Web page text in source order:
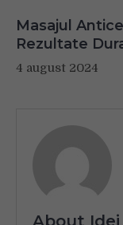
Masajul
Rezultate
4 august 2024
About Idei